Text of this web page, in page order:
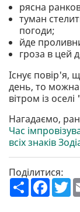
рясна
туман
погоди;
йде
гроза в цей
Існує повір'я,
день, то можна
вітром із
Нагадаємо,
Час
всіх знаків
Поділитися:
П
о
F
a
T
w